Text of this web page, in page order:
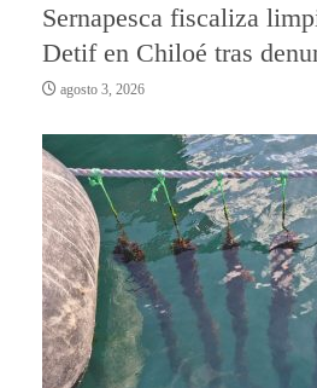
Sernapesca fiscaliza
Detif en Chiloé tras
agosto 3, 2026